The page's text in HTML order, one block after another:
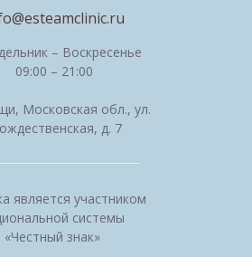
является участником
системы
«Честный знак»
– Воскресенье
09:00 – 21:00
Московская обл., ул.
д. 7